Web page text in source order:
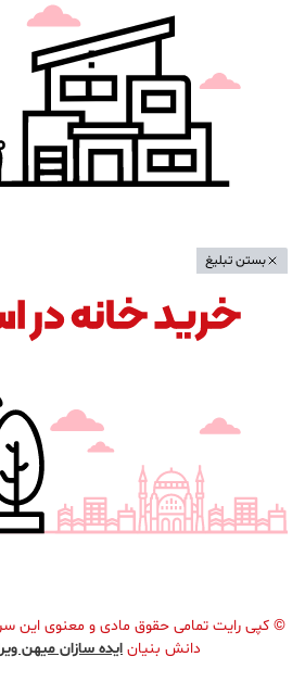
بستن تبلیغ
© کپی رایت تمامی حقوق مادی و معنوی
دانش بنیان ایده سازان میهن